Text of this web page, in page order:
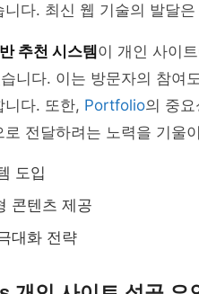
니다. 최신 웹 기술의 발달
추천 시스템 이 개인 사이
니다. 이는 방문자의 참여
니다. 또한, Portfolio의 중
로 전달하려는 노력을 기울
도입
콘텐츠 제공
대화 전략